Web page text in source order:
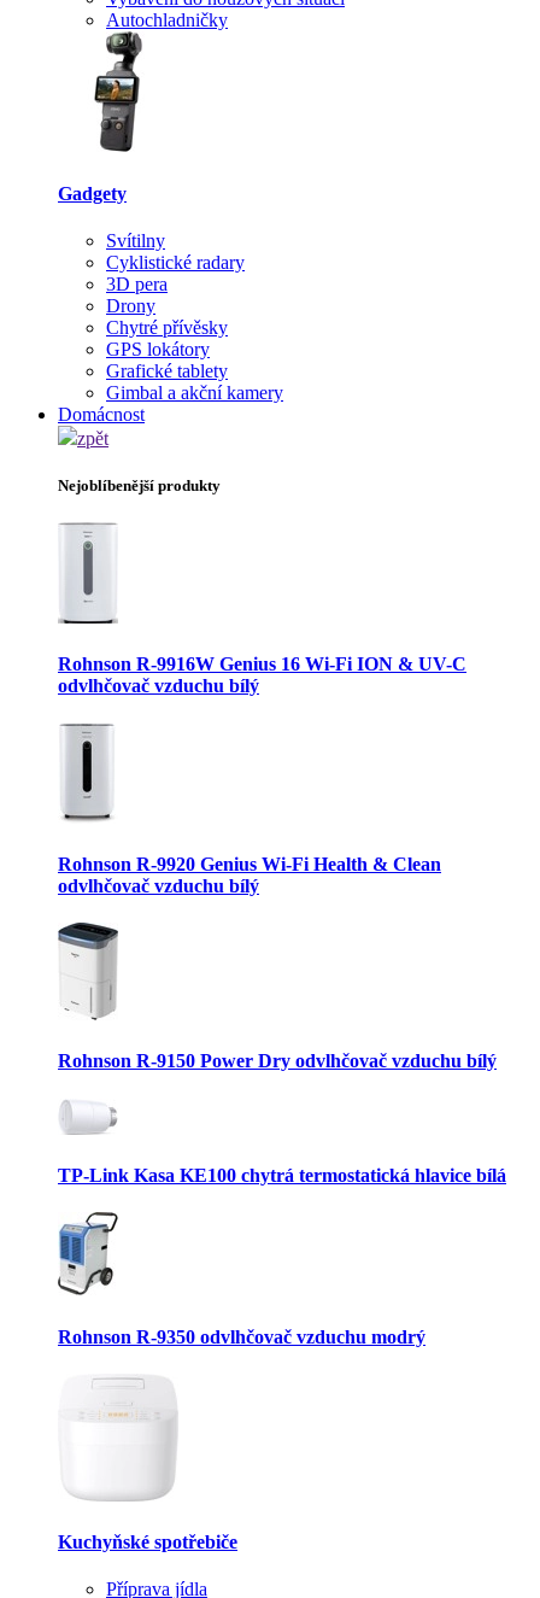
Autochladničky
Gadgety
Svítilny
Cyklistické radary
3D pera
Drony
Chytré přívěsky
GPS lokátory
Grafické tablety
Gimbal a akční kamery
Domácnost
zpět
Nejoblíbenější produkty
Rohnson R-9916W Genius 16 Wi-Fi ION & UV-C
odvlhčovač vzduchu bílý
Rohnson R-9920 Genius Wi-Fi Health & Clean
odvlhčovač vzduchu bílý
Rohnson R-9150 Power Dry odvlhčovač vzduchu bílý
TP-Link Kasa KE100 chytrá termostatická hlavice bílá
Rohnson R-9350 odvlhčovač vzduchu modrý
Kuchyňské spotřebiče
Příprava jídla